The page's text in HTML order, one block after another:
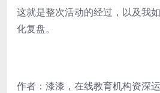
这就是整次活动的经过，以及我
化复盘。
作者：漆漆，在线教育机构资深